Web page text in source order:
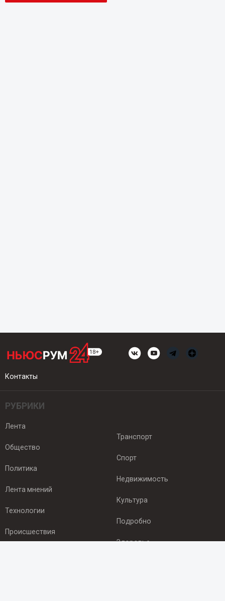
Контакты
РУБРИКИ
Лента
Общество
Политика
Лента мнений
Технологии
Происшествия
Транспорт
Спорт
Недвижимость
Культура
Подробно
Здоровье